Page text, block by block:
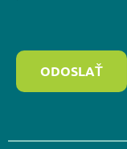
ODOSLAŤ